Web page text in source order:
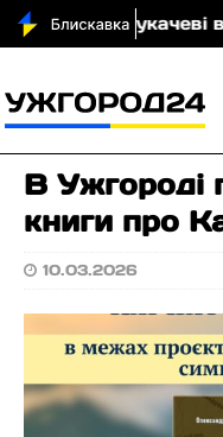
У Мукачеві
В Ужгороді
книги про
10.03.2026